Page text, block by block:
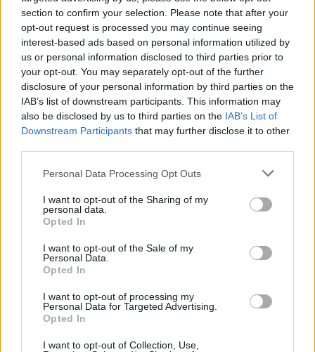
section to confirm your selection. Please note that after your
opt-out request is processed you may continue seeing
interest-based ads based on personal information utilized by
us or personal information disclosed to third parties prior to
your opt-out. You may separately opt-out of the further
disclosure of your personal information by third parties on the
IAB’s list of downstream participants. This information may
also be disclosed by us to third parties on the IAB’s List of
Downstream Participants that may further disclose it to other
Please note that this website/app uses one or more Google
not limited to your visit or usage behaviour. You may click to
grant or deny consent to Google and its third-party tags to
use your data for below specified purposes in below Google
consent section.
Personal Data Processing Opt Outs
I want to opt-out of the Sharing of my
personal data.
Opted In
I want to opt-out of the Sale of my
Personal Data.
Opted In
I want to opt-out of processing my
Personal Data for Targeted Advertising.
Opted In
I want to opt-out of Collection, Use,
asphalise/apozemioseis-kai-parokhes/parokhoi-epitagon-
agoras-biblion
Η διαδρομή είναι: Αρχική/Εργασία και Ασφάλιση/
Αποζημιώσεις και Παροχές/Πάροχοι επιταγών αγοράς
βιβλίων.
Σημειώνεται ότι οι πάροχοι που επιθυμούν να κάνουν
αίτηση για πολλά υποκαταστήματα θα πρέπει να έχουν
Για περισσότερες πληροφορίες, οι ενδιαφερόμενοι/ες
μπορούν να ενημερώνονται από την ηλεκτρονική
διεύθυνση:https://www.dypa.gov.gr/deltia-bivlion
Κάνε κλικ και δες περισσότερο
Πρόσθεσέ το στηνGoogle